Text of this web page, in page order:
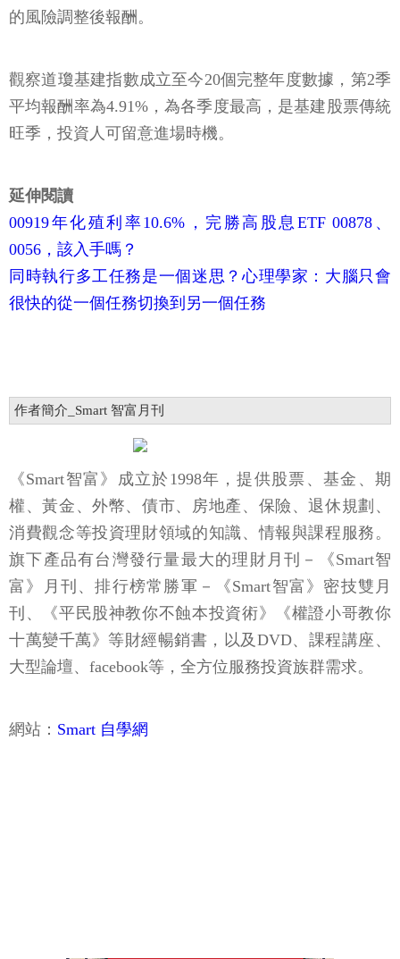
的風險調整後報酬。
觀察道瓊基建指數成立至今20個完整年度數據，第2季
平均報酬率為4.91%，為各季度最高，是基建股票傳統
旺季，投資人可留意進場時機。
延伸閱讀
00919年化殖利率10.6%，完勝高股息ETF 00878、
0056，該入手嗎？
同時執行多工任務是一個迷思？心理學家：大腦只會
很快的從一個任務切換到另一個任務
作者簡介_Smart 智富月刊
《Smart智富》成立於1998年，提供股票、基金、期
權、黃金、外幣、債市、房地產、保險、退休規劃、
消費觀念等投資理財領域的知識、情報與課程服務。
旗下產品有台灣發行量最大的理財月刊－《Smart智
富》月刊、排行榜常勝軍－《Smart智富》密技雙月
刊、《平民股神教你不蝕本投資術》《權證小哥教你
十萬變千萬》等財經暢銷書，以及DVD、課程講座、
大型論壇、facebook等，全方位服務投資族群需求。
網站： Smart 自學網